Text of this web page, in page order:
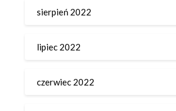
sierpień 2022
lipiec 2022
czerwiec 2022